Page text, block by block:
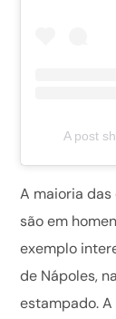
A post
A maioria
são em
exemplo
de Nápoles,
estampado.